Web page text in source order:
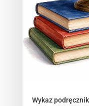
Wykaz